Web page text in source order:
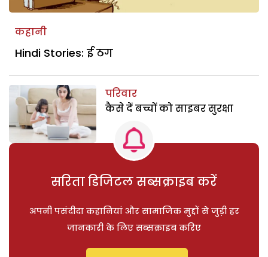
कहानी
Hindi Stories: ई ठग
परिवार
कैसे दें बच्चों को साइबर सुरक्षा
सरिता डिजिटल सब्सक्राइब करें
अपनी पसंदीदा कहानियां और सामाजिक मुद्दों से जुड़ी हर
जानकारी के लिए सब्सक्राइब करिए